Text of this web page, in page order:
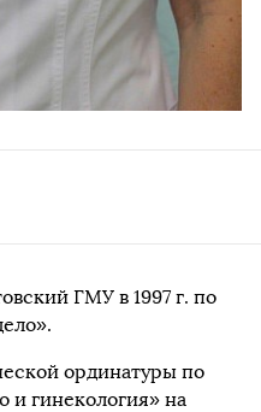
ГМУ в 1997 г. по
ординатуры по
и гинекология» на